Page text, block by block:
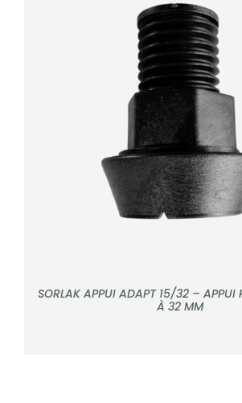
DÉTAILS
SORLAK APPUI ADAPT 15/32 – APPUI
À 32 MM